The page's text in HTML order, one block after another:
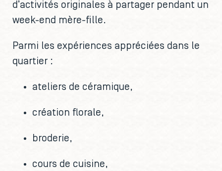
d’activités originales à partager pendant un
week-end mère-fille.
Parmi les expériences appréciées dans le
quartier :
ateliers de céramique,
création florale,
broderie,
cours de cuisine,